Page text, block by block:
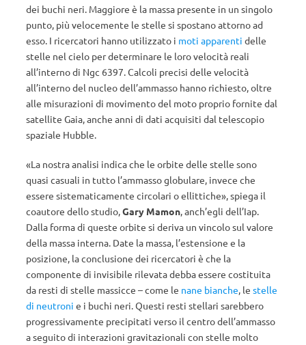
dei buchi neri. Maggiore è la massa presente in un singolo
punto, più velocemente le stelle si spostano attorno ad
esso. I ricercatori hanno utilizzato i moti apparenti delle
stelle nel cielo per determinare le loro velocità reali
all’interno di Ngc 6397. Calcoli precisi delle velocità
all’interno del nucleo dell’ammasso hanno richiesto, oltre
alle misurazioni di movimento del moto proprio fornite dal
satellite Gaia, anche anni di dati acquisiti dal telescopio
spaziale Hubble.
«La nostra analisi indica che le orbite delle stelle sono
quasi casuali in tutto l’ammasso globulare, invece che
essere sistematicamente circolari o ellittiche», spiega il
coautore dello studio,Gary Mamon, anch’egli dell’Iap.
Dalla forma di queste orbite si deriva un vincolo sul valore
della massa interna. Date la massa, l’estensione e la
posizione, la conclusione dei ricercatori è che la
componente di invisibile rilevata debba essere costituita
da resti di stelle massicce – come le nane bianche, le stelle
di neutroni e i buchi neri. Questi resti stellari sarebbero
progressivamente precipitati verso il centro dell’ammasso
a seguito di interazioni gravitazionali con stelle molto